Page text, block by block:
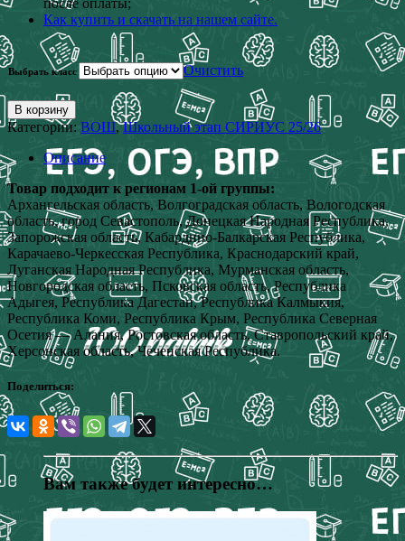
Как купить и скачать на нашем сайте.
Выбрать класс Очистить
В корзину
Категории: ВОШ,Школьный этап СИРИУС 25/26
Описание
Товар подходит к регионам 1-ой группы:
Архангельская область, Волгоградская область, Вологодская
область, город Севастополь, Донецкая Народная Республика,
Запорожская область, Кабардино-Балкарская Республика,
Карачаево-Черкесская Республика, Краснодарский край,
Луганская Народная Республика, Мурманская область,
Новгородская область, Псковская область, Республика
Адыгея, Республика Дагестан, Республика Калмыкия,
Республика Коми, Республика Крым, Республика Северная
Осетия — Алания, Ростовская область, Ставропольский край,
Херсонская область, Чеченская Республика.
Поделиться:
Вам также будет интересно…